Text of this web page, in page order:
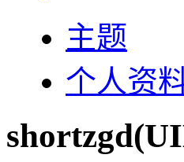
主题
个人资
shortzgd